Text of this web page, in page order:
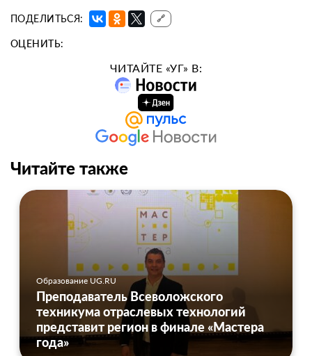
ПОДЕЛИТЬСЯ: 🔗
ОЦЕНИТЬ:
ЧИТАЙТЕ «УГ» В:
Читайте также
Образование UG.RU
Преподаватель Всеволожского
техникума отраслевых технологий
представит регион в финале «Мастера
года»